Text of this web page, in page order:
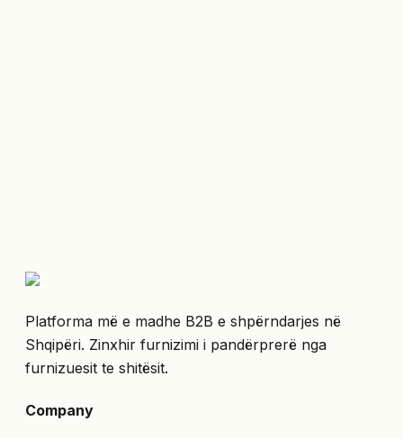
Platforma më e madhe B2B e shpërndarjes në
Shqipëri. Zinxhir furnizimi i pandërprerë nga
furnizuesit te shitësit.
Company